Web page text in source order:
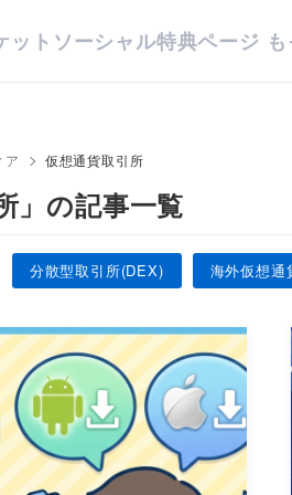
ット ソーシャル特典ページ
ア 仮想通貨取引所
」の記事一覧
分散型取引所(DEX) 海外仮想通